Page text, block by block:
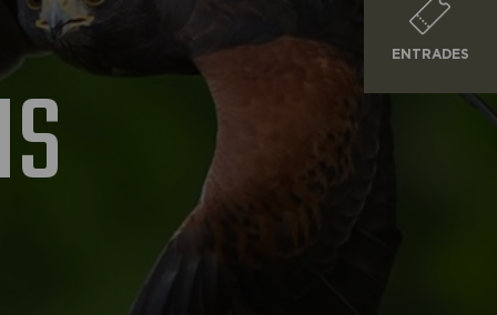
ENTRADES